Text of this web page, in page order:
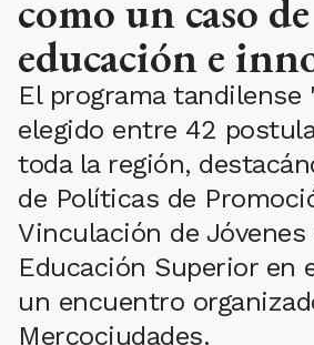
como un caso
educación e
El programa tandilense
elegido entre 42
toda la región,
de Políticas de
Vinculación de Jóvenes
Educación Superior en
un encuentro
Mercociudades.